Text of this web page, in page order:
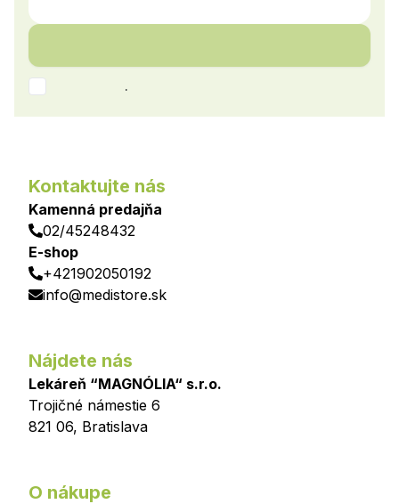
.
Kontaktujte nás
Kamenná predajňa
02/45248432
E-shop
+421902050192
info@medistore.sk
Nájdete nás
Lekáreň “MAGNÓLIA“ s.r.o.
Trojičné námestie 6
821 06, Bratislava
O nákupe